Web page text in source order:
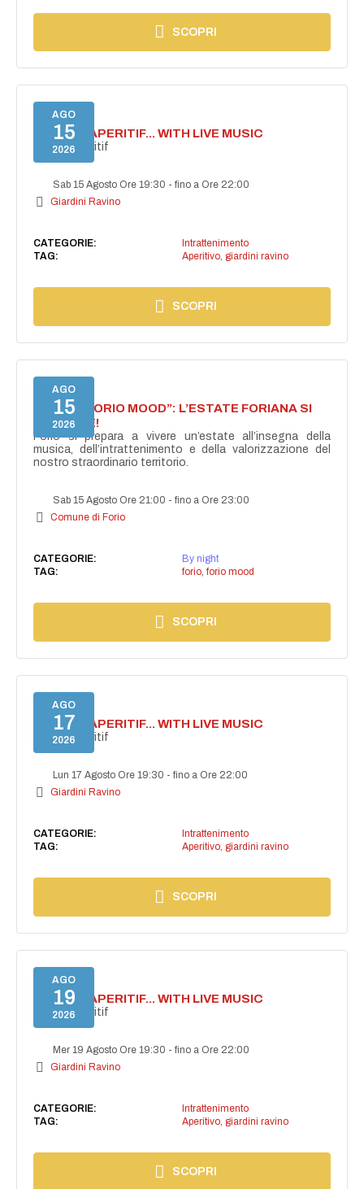
SCOPRI
AGO
15
2026
SECRET APERITIF... WITH LIVE MUSIC
Secret aperitif
Sab 15 Agosto Ore 19:30 -fino a Ore 22:00
Giardini Ravino
CATEGORIE:
Intrattenimento
TAG:
Aperitivo, giardini ravino
SCOPRI
AGO
15
2026
NASCE “FORIO MOOD”: L’ESTATE FORIANA SI
ACCENDE!
Forio si prepara a vivere un’estate all’insegna della
musica, dell’intrattenimento e della valorizzazione del
nostro straordinario territorio.
Sab 15 Agosto Ore 21:00 -fino a Ore 23:00
Comune di Forio
CATEGORIE:
By night
TAG:
forio, forio mood
SCOPRI
AGO
17
2026
SECRET APERITIF... WITH LIVE MUSIC
Secret aperitif
Lun 17 Agosto Ore 19:30 -fino a Ore 22:00
Giardini Ravino
CATEGORIE:
Intrattenimento
TAG:
Aperitivo, giardini ravino
SCOPRI
AGO
19
2026
SECRET APERITIF... WITH LIVE MUSIC
Secret aperitif
Mer 19 Agosto Ore 19:30 -fino a Ore 22:00
Giardini Ravino
CATEGORIE:
Intrattenimento
TAG:
Aperitivo, giardini ravino
SCOPRI